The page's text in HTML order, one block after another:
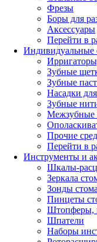
Фрезы
Боры для
Аксессуары
Перейти в
Индивидуальные
Зубные
Зубные
Насадки
Зубные
Межзубные
Прочие
Перейти в
Инструменты и
Шкалы-
Зеркала
Зонды
Пинцеты
Штопферы,
Шпатели
Наборы